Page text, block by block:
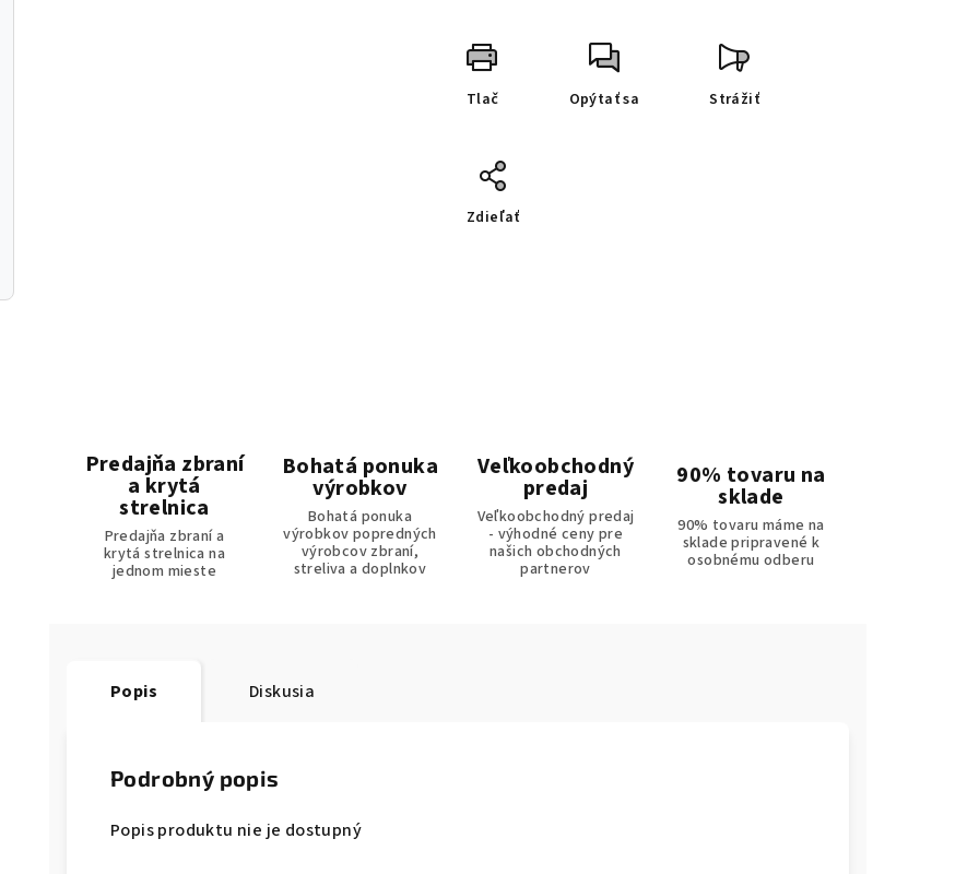
Tlač Opýtať sa Strážiť
Zdieľať
Predajňa zbraní
a krytá
strelnica
Predajňa zbraní a
krytá strelnica na
jednom mieste
Bohatá ponuka
výrobkov
Bohatá ponuka
výrobkov popredných
výrobcov zbraní,
streliva a doplnkov
Veľkoobchodný
predaj
Veľkoobchodný predaj
- výhodné ceny pre
našich obchodných
partnerov
90% tovaru na
sklade
90% tovaru máme na
sklade pripravené k
osobnému odberu
Popis Diskusia
Podrobný popis
Popis produktu nie je dostupný